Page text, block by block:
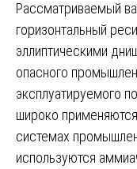
Рассматриваемый
горизонтальный
эллиптическими
опасного
эксплуатируемого
широко
системах
используются